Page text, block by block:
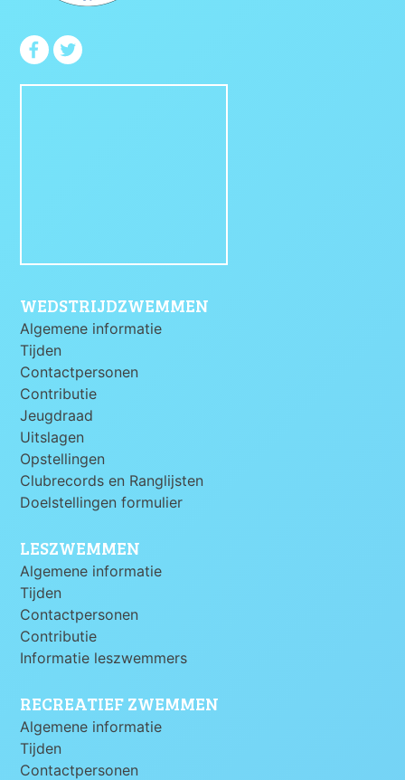
WEDSTRIJDZWEMMEN
Algemene informatie
Tijden
Contactpersonen
Contributie
Jeugdraad
Uitslagen
Opstellingen
Clubrecords en Ranglijsten
Doelstellingen formulier
LESZWEMMEN
Algemene informatie
Tijden
Contactpersonen
Contributie
Informatie leszwemmers
RECREATIEF ZWEMMEN
Algemene informatie
Tijden
Contactpersonen